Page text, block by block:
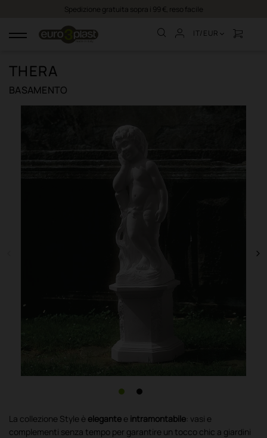
Spedizione gratuita sopra i 99 €, reso facile
navigazione IT/EUR
THERA
BASAMENTO
La collezione Style è elegante e intramontabile: vasi e
complementi senza tempo per garantire un tocco chic a giardini